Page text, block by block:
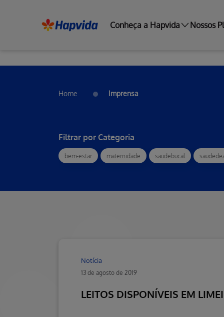
Conheça a Hapvida Nossos
Home Imprensa
Filtrar por Categoria
bem-estar maternidade saudebucal
Notícia
13 de agosto de 2019
LEITOS DISPONÍVEIS EM